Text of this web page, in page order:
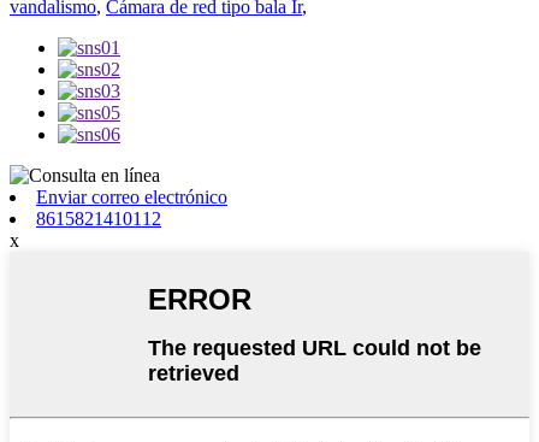
vandalismo, Cámara de red tipo bala Ir,
Enviar correo electrónico
8615821410112
x